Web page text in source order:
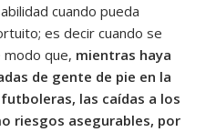
cuando pueda
es decir cuando se
que, mientras haya
de gente de pie en la
las caídas a los
riesgos asegurables, por